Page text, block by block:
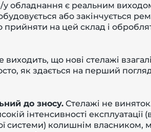
у обладнання є реальним
або закінчується
прийняти на цей склад і
що нові стелажі
як здається на перший
до зносу. Стелажі не
інтенсивності експлуатації
колишнім власником,